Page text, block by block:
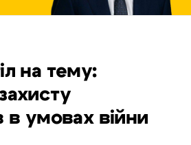
на тему:
в умовах війни